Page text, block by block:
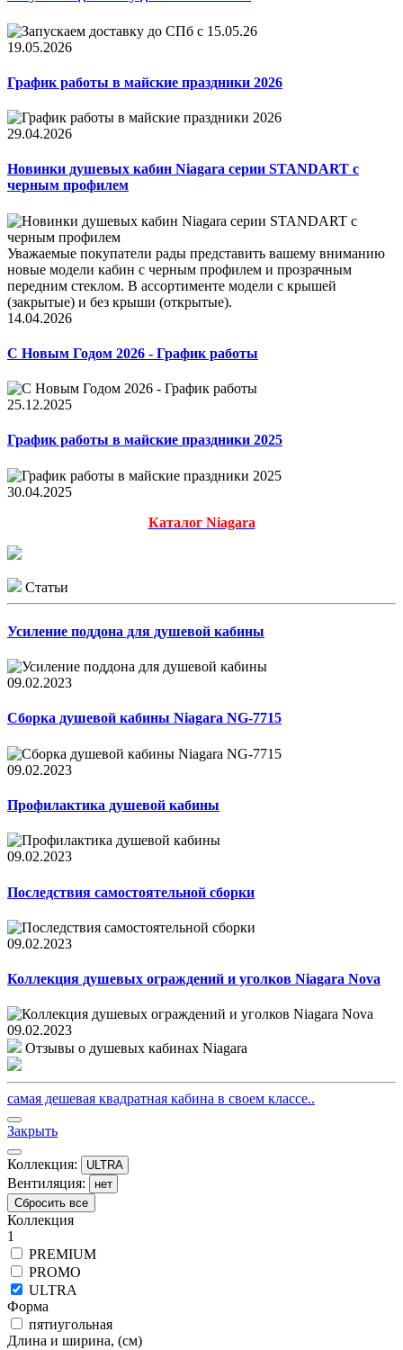
19.05.2026
График работы в майские праздники 2026
29.04.2026
Новинки душевых кабин Niagara серии STANDART с
черным профилем
Уважаемые покупатели рады представить вашему вниманию
новые модели кабин с черным профилем и прозрачным
передним стеклом. В ассортименте модели с крышей
(закрытые) и без крыши (открытые).
14.04.2026
С Новым Годом 2026 - График работы
25.12.2025
График работы в майские праздники 2025
30.04.2025
Каталог Niagara
Статьи
Усиление поддона для душевой кабины
09.02.2023
Сборка душевой кабины Niagara NG-7715
09.02.2023
Профилактика душевой кабины
09.02.2023
Последствия самостоятельной сборки
09.02.2023
Коллекция душевых ограждений и уголков Niagara Nova
09.02.2023
Отзывы о душевых кабинах Niagara
самая дешевая квадратная кабина в своем классе..
Закрыть
Коллекция: ULTRA
Вентиляция:
нет
Сбросить все
Коллекция
1
PREMIUM
PROMO
ULTRA
Форма
пятиугольная
Длина и ширина, (см)